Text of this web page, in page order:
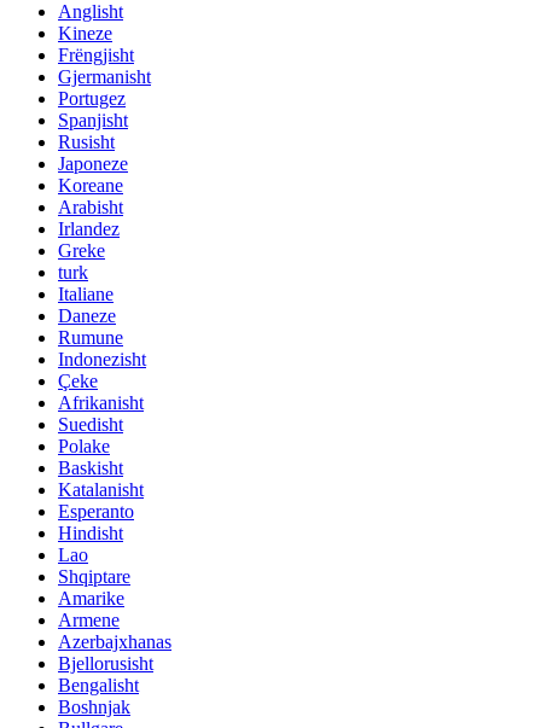
Anglisht
Kineze
Frëngjisht
Gjermanisht
Portugez
Spanjisht
Rusisht
Japoneze
Koreane
Arabisht
Irlandez
Greke
turk
Italiane
Daneze
Rumune
Indonezisht
Çeke
Afrikanisht
Suedisht
Polake
Baskisht
Katalanisht
Esperanto
Hindisht
Lao
Shqiptare
Amarike
Armene
Azerbajxhanas
Bjellorusisht
Bengalisht
Boshnjak